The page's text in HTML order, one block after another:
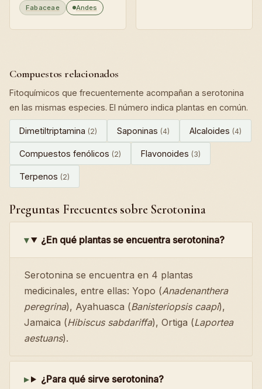
Fabaceae Andes
Compuestos relacionados
Fitoquímicos que frecuentemente acompañan a serotonina
en las mismas especies. El número indica plantas en común.
Dimetiltriptamina (2) Saponinas (4) Alcaloides (4)
Compuestos fenólicos (2) Flavonoides (3)
Terpenos (2)
Preguntas Frecuentes sobre Serotonina
¿En qué plantas se encuentra serotonina?
Serotonina se encuentra en 4 plantas
medicinales, entre ellas: Yopo (Anadenanthera
peregrina), Ayahuasca (Banisteriopsis caapi),
Jamaica (Hibiscus sabdariffa), Ortiga (Laportea
aestuans).
¿Para qué sirve serotonina?